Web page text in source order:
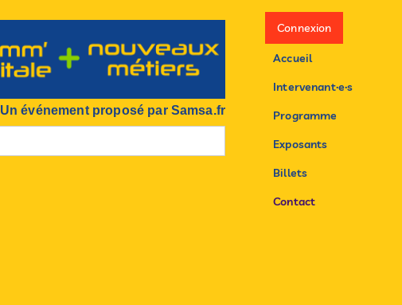
Un événement proposé par Samsa.fr
Connexion
Accueil
Intervenant·e·s
Programme
Exposants
Billets
Contact